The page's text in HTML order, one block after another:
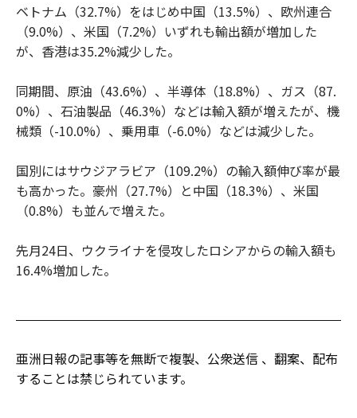
ベトナム（32.7%）をはじめ中国（13.5%）、欧州連合
（9.0%）、米国（7.2%）いずれも輸出額が増加した
が、香港は35.2%減少した。
同期間、原油（43.6%）、半導体（18.8%）、ガス（87.
0%）、石油製品（46.3%）などは輸入額が増えたが、機
械類（-10.0%）、乗用車（-6.0%）などは減少した。
国別にはサウジアラビア（109.2%）の輸入額伸び率が最
も高かった。豪州（27.7%）と中国（18.3%）、米国
（0.8%）も並んで増えた。
先月24日、ウクライナを侵攻したロシアからの輸入額も
16.4%増加した。
亜洲日報の記事等を無断で複製、公衆送信 、翻案、配布
することは禁じられています。